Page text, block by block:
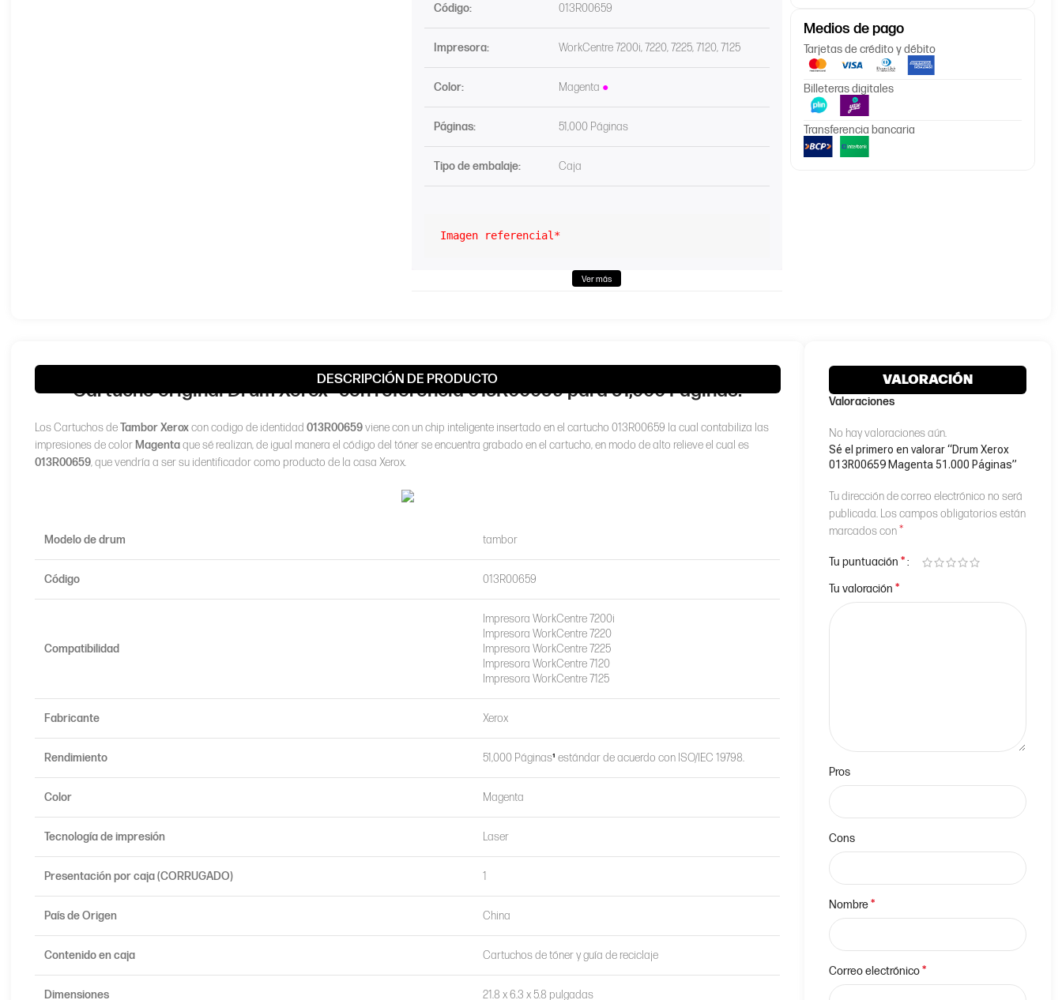
Código: 013R00659
Impresora: WorkCentre 7200i, 7220, 7225, 7120, 7125
Color: Magenta ●
Páginas: 51,000 Páginas
Tipo de embalaje: Caja
Imagen referencial*
Ver más
Medios de pago
Tarjetas de crédito y débito
Billeteras digitales
Transferencia bancaria
DESCRIPCIÓN DE PRODUCTO
Cartucho original Drum Xerox® con referencia 013R00659 para 51,000 Páginas.
Los Cartuchos deTambor Xeroxcon codigo de identidad 013R00659viene con un chip inteligente insertado en el cartucho 013R00659 la cual contabiliza las
impresiones de color Magentaque sé realizan, de igual manera el código del tóner se encuentra grabado en el cartucho, en modo de alto relieve el cual es
013R00659, que vendría a ser su identificador como producto de la casa Xerox.
Modelo dedrum tambor
Código 013R00659
Compatibilidad
Impresora WorkCentre 7200i
Impresora WorkCentre 7220
Impresora WorkCentre 7225
Impresora WorkCentre 7120
Impresora WorkCentre 7125
Fabricante Xerox
Rendimiento 51,000 Páginas¹ estándar de acuerdo con ISO/IEC 19798.
Color Magenta
Tecnología de impresión Laser
Presentación por caja (CORRUGADO) 1
País de Origen China
Contenido en caja Cartuchos de tóner y guía de reciclaje
Dimensiones 21.8 x 6.3 x 5.8 pulgadas
VALORACIÓN
Valoraciones
No hay valoraciones aún.
Sé el primero en valorar “Drum Xerox
013R00659 Magenta 51.000 Páginas”
Tu dirección de correo electrónico no será
publicada. Los campos obligatorios están
marcados con*
Tu puntuación *
Tu valoración *
Pros
Cons
Nombre*
Correo electrónico*